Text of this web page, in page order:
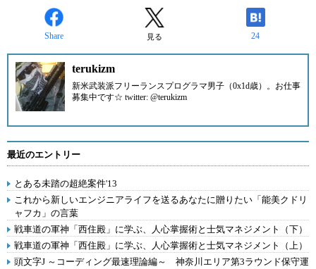
Share 見る 24
terukizm
新米武装派フリーランスプログラマ男子（0x1d歳）。 お仕事
募集中です☆ twitter: @terukizm
最近のエントリー
とある未踏の超絶案件'13
これから新しいエンジニアライフを送るあなたに贈りたい「能美クドリ
ャフカ」の言葉
戦車道の軍神「西住殿」に学ぶ、人心掌握術と士気マネジメント（下）
戦車道の軍神「西住殿」に学ぶ、人心掌握術と士気マネジメント（上）
頭文字J ～コーディング最速理論編～ 神奈川エリア第3ラウンド保守運